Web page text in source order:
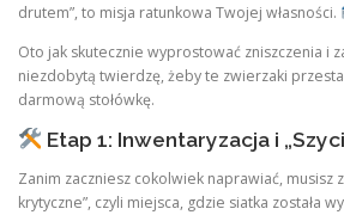
drutem”, to misja ratunkowa Twojej własności.
Oto jak skutecznie wyprostować zniszczenia i
niezdobytą twierdzę, żeby te zwierzaki
darmową stołówkę.
Etap 1: Inwentaryzacja i
Zanim zaczniesz cokolwiek naprawiać, musisz
krytyczne”, czyli miejsca, gdzie siatka została